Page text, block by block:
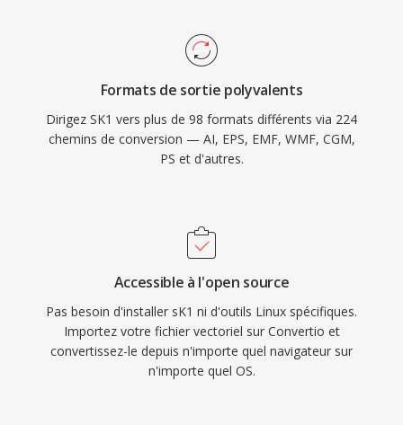
Formats de sortie polyvalents
Dirigez SK1 vers plus de 98 formats différents via 224
chemins de conversion — AI, EPS, EMF, WMF, CGM,
PS et d'autres.
Accessible à l'open source
Pas besoin d'installer sK1 ni d'outils Linux spécifiques.
Importez votre fichier vectoriel sur Convertio et
convertissez-le depuis n'importe quel navigateur sur
n'importe quel OS.